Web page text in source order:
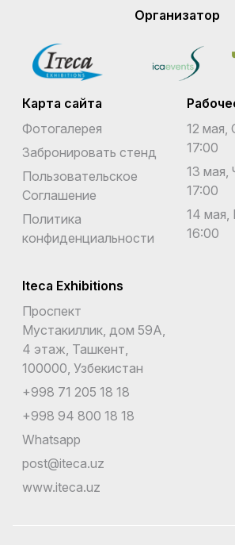
Организатор
Карта сайта
Фотогалерея
Забронировать стенд
Пользовательское
Соглашение
Политика
конфиденциальности
12 мая,
17:00
13 мая,
17:00
14 мая,
16:00
Iteca Exhibitions
Проспект
Мустакиллик, дом 59А,
4 этаж, Ташкент,
100000, Узбекистан
+998 71 205 18 18
+998 94 800 18 18
Whatsapp
post@iteca.uz
www.iteca.uz